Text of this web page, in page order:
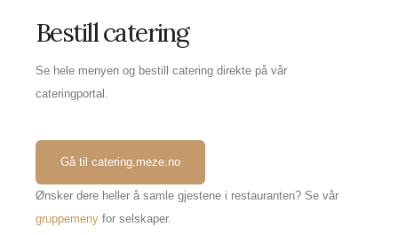
Bestill catering
Se hele menyen og bestill catering direkte på vår
cateringportal.
Gå til catering.meze.no
Ønsker dere heller å samle gjestene i restauranten? Se vår
gruppemeny for selskaper.